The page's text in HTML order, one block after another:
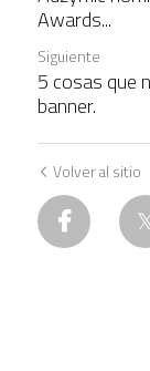
Awards...
Siguiente
5 cosas que
banner.
Volver al sitio